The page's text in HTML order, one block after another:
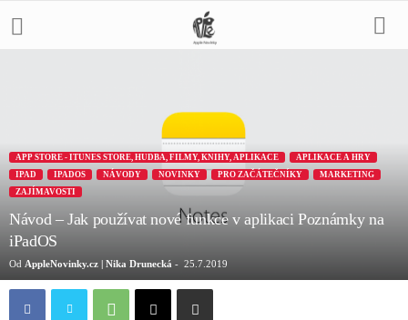
APP STORE - ITUNES STORE, HUDBA, FILMY, KNIHY, APLIKACE
APLIKACE A HRY
IPAD
IPADOS NÁVODY NOVINKY PRO ZAČÁTEČNÍKY
MARKETING
ZAJÍMAVOSTI
Návod – Jak používat nové funkce v aplikaci Poznámky na
iPadOS
Od AppleNovinky.cz | Nika Drunecká - 25.7.2019